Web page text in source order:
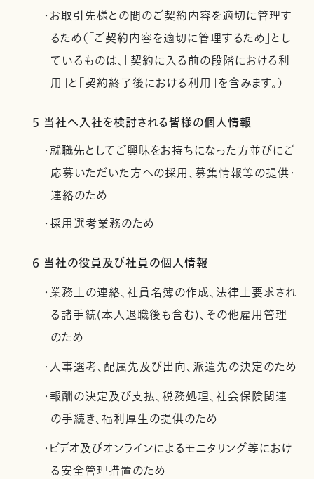
・お取引先様との間のご契約内容を適切に管理す
るため（「ご契約内容を適切に管理するため」とし
ているものは、「契約に入る前の段階における利
用」と「契約終了後における利用」を含みます。）
5 当社へ入社を検討される皆様の個人情報
・就職先としてご興味をお持ちになった方並びにご
応募いただいた方への採用、募集情報等の提供・
連絡のため
・採用選考業務のため
6 当社の役員及び社員の個人情報
・業務上の連絡、社員名簿の作成、法律上要求され
る諸手続(本人退職後も含む)、その他雇用管理
のため
・人事選考、配属先及び出向、派遣先の決定のため
・報酬の決定及び支払、税務処理、社会保険関連
の手続き、福利厚生の提供のため
・ビデオ及びオンラインによるモニタリング等におけ
る安全管理措置のため